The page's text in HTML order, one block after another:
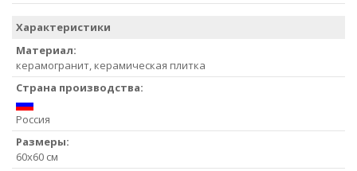
Характеристики
Материал:
керамогранит, керамическая плитка
Страна производства:
Россия
Размеры:
60x60 см